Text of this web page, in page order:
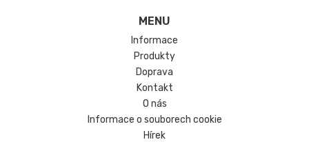
MENU
Informace
Produkty
Doprava
Kontakt
O nás
Informace o souborech cookie
Hírek